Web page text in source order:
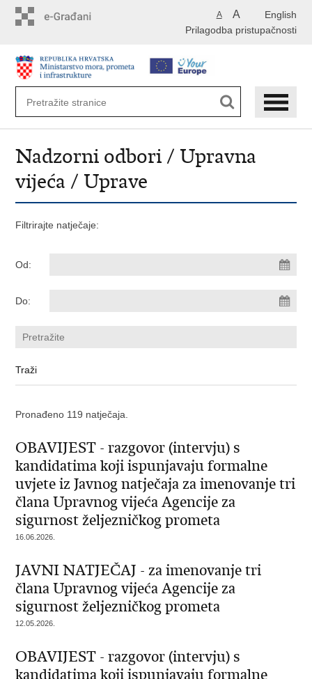
English
A A
Prilagodba pristupačnosti
Nadzorni odbori / Upravna
vijeća / Uprave
Filtrirajte natječaje:
Od:
Do:
Pronađeno 119 natječaja.
OBAVIJEST - razgovor (intervju) s
kandidatima koji ispunjavaju formalne
uvjete iz Javnog natječaja za imenovanje tri
člana Upravnog vijeća Agencije za
sigurnost željezničkog prometa
16.06.2026.
JAVNI NATJEČAJ - za imenovanje tri
člana Upravnog vijeća Agencije za
sigurnost željezničkog prometa
12.05.2026.
OBAVIJEST - razgovor (intervju) s
kandidatima koji ispunjavaju formalne